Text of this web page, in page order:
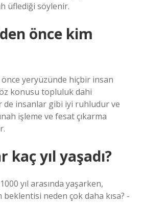
üflediği söylenir.
önce kim
önce yeryüzünde hiçbir insan
konusu topluluk dahi
de insanlar gibi iyi ruhludur ve
işleme ve fesat çıkarma
kaç yıl yaşadı?
yıl arasında yaşarken,
neden çok daha kısa? -